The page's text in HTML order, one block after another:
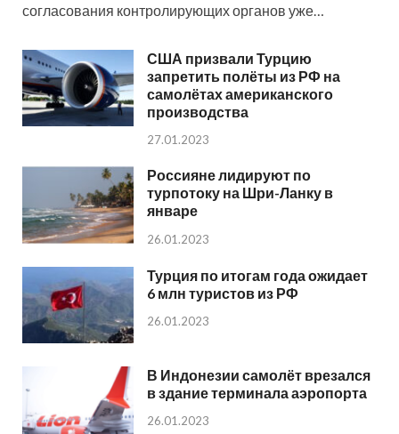
согласования контролирующих органов уже…
США призвали Турцию
запретить полёты из РФ на
самолётах американского
производства
27.01.2023
Россияне лидируют по
турпотоку на Шри-Ланку в
январе
26.01.2023
Турция по итогам года ожидает
6 млн туристов из РФ
26.01.2023
В Индонезии самолёт врезался
в здание терминала аэропорта
26.01.2023